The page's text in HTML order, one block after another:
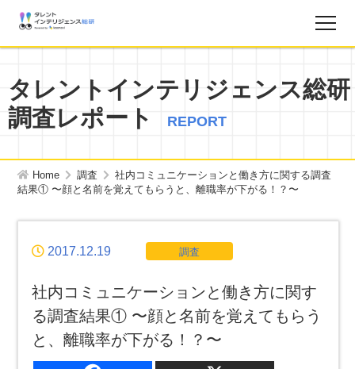
お知らせ
タレントインテリジェンス総研とは？
運営会社
個人情報保護方針
サイトマップ
タレントインテリジェンス総研
調査レポート
REPORT
Home 調査
社内コミュニケーションと働き方に関する調査
結果① 〜顔と名前を覚えてもらうと、離職率が下がる！？〜
2017.12.19 調査
社内コミュニケーションと働き方に関す
る調査結果① 〜顔と名前を覚えてもらう
と、離職率が下がる！？〜